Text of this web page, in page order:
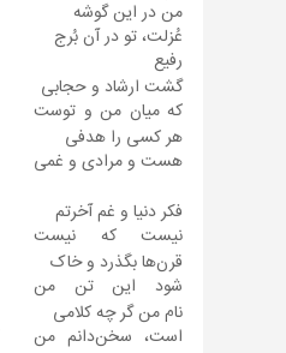
من در این گوشه
عُزلت، تو در آن بُرج
رفیع
گشت ارشاد و حجابی
که میان من و توست
هر کسی را هدفی
هست و مرادی و غمی
فکر دنیا و غم آخرتم
نیست که نیست
قرن‌ها بگذرد و خاک
شود این تن من
نام من گر چه کلامی
است، سخن‌دانم من